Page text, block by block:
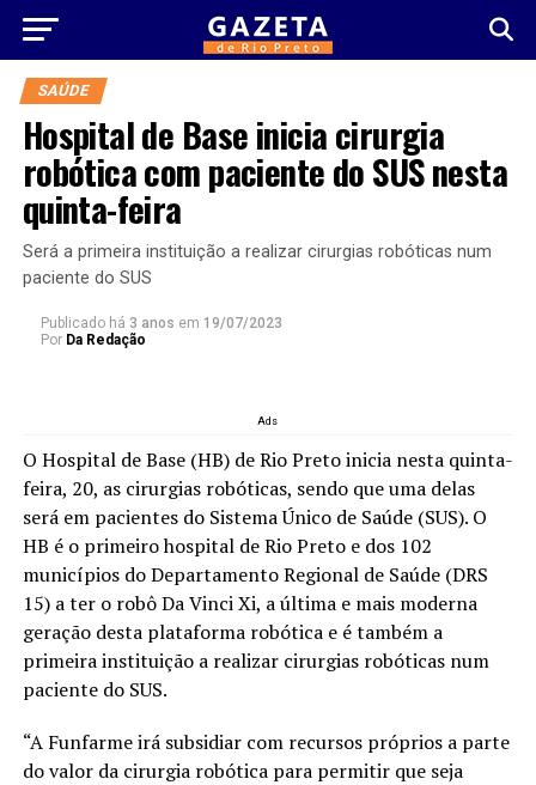
SAÚDE
Hospital de Base inicia cirurgia
robótica com paciente do SUS nesta
quinta-feira
Será a primeira instituição a realizar cirurgias robóticas num
paciente do SUS
Publicado há 3 anos em 19/07/2023
Por Da Redação
Ads
O Hospital de Base (HB) de Rio Preto inicia nesta quinta-
feira, 20, as cirurgias robóticas, sendo que uma delas
será em pacientes do Sistema Único de Saúde (SUS). O
HB é o primeiro hospital de Rio Preto e dos 102
municípios do Departamento Regional de Saúde (DRS
15) a ter o robô Da Vinci Xi, a última e mais moderna
geração desta plataforma robótica e é também a
primeira instituição a realizar cirurgias robóticas num
paciente do SUS.
“A Funfarme irá subsidiar com recursos próprios a parte
do valor da cirurgia robótica para permitir que seja